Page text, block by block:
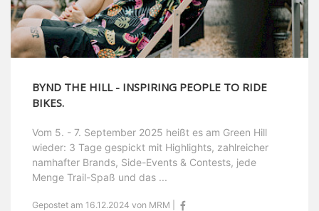
BYND THE HILL - INSPIRING PEOPLE TO RIDE
BIKES.
Vom 5. - 7. September 2025 heißt es am Green Hill
wieder: 3 Tage gespickt mit Highlights, zahlreicher
namhafter Brands, Side-Events & Contests, jede
Menge Trail-Spaß und das ...
Gepostet am 16.12.2024 von MRM |